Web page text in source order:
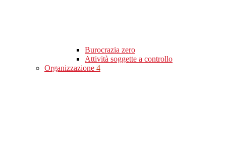
Burocrazia zero
Attività soggette a controllo
Organizzazione 4